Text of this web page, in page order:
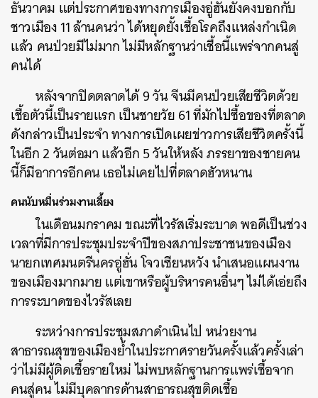
ธันวาคม แต่ประกาศของทางการเมืองอู่ฮั่นยังคงบอกกับ
ชาวเมือง 11 ล้านคนว่า ได้หยุดยั้งเชื้อโรคถึงแหล่งกำเนิด
แล้ว คนป่วยมีไม่มาก ไม่มีหลักฐานว่าเชื้อนี้แพร่จากคนสู่
คนได้
หลังจากปิดตลาดได้ 9 วัน จีนมีคนป่วยเสียชีวิตด้วย
เชื้อตัวนี้เป็นรายแรก เป็นชายวัย 61 ที่มักไปซื้อของที่ตลาด
ดังกล่าวเป็นประจำ ทางการเปิดเผยข่าวการเสียชีวิตครั้งนี้
ในอีก 2 วันต่อมา แล้วอีก 5 วันให้หลัง ภรรยาของชายคน
นี้ก็มีอาการอีกคน เธอไม่เคยไปที่ตลาดฮัวหนาน
คนนับหมื่นร่วมงานเลี้ยง
ในเดือนมกราคม ขณะที่ไวรัสเริ่มระบาด พอดีเป็นช่วง
เวลาที่มีการประชุมประจำปีของสภาประชาชนของเมือง
นายกเทศมนตรีนครอู่ฮั่น โจวเซียนหวัง นำเสนอแผนงาน
ของเมืองมากมาย แต่เขาหรือผู้บริหารคนอื่นๆ ไม่ได้เอ่ยถึง
การระบาดของไวรัสเลย
ระหว่างการประชุมสภาดำเนินไป หน่วยงาน
สาธารณสุขของเมืองย้ำในประกาศรายวันครั้งแล้วครั้งเล่า
ว่าไม่มีผู้ติดเชื้อรายใหม่ ไม่พบหลักฐานการแพร่เชื้อจาก
คนสู่คน ไม่มีบุคลากรด้านสาธารณสุขติดเชื้อ